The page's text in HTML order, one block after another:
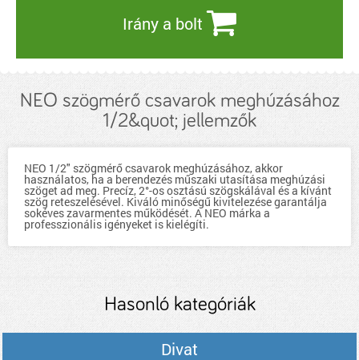
Irány a bolt
NEO szögmérő csavarok meghúzásához
1/2&quot; jellemzők
NEO 1/2" szögmérő csavarok meghúzásához, akkor
használatos, ha a berendezés műszaki utasítása meghúzási
szöget ad meg. Precíz, 2°-os osztású szögskálával és a kívánt
szög reteszelésével. Kiváló minőségű kivitelezése garantálja
sokéves zavarmentes működését. A NEO márka a
professzionális igényeket is kielégíti.
Hasonló kategóriák
Divat